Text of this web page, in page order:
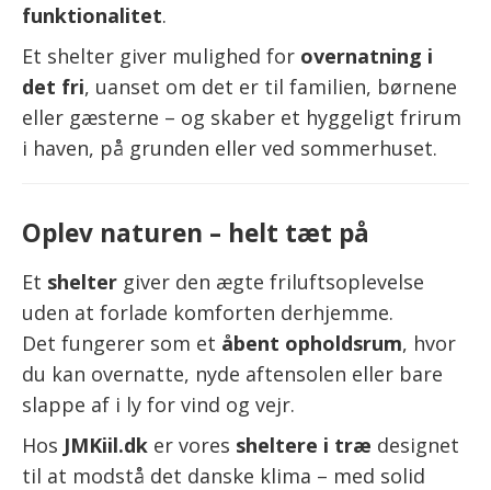
funktionalitet.
Et shelter giver mulighed for overnatning i
det fri, uanset om det er til familien, børnene
eller gæsterne – og skaber et hyggeligt frirum
i haven, på grunden eller ved sommerhuset.
Oplev naturen – helt tæt på
Et shelter giver den ægte friluftsoplevelse
uden at forlade komforten derhjemme.
Det fungerer som et åbent opholdsrum, hvor
du kan overnatte, nyde aftensolen eller bare
slappe af i ly for vind og vejr.
Hos JMKiil.dk er vores sheltere i træ designet
til at modstå det danske klima – med solid